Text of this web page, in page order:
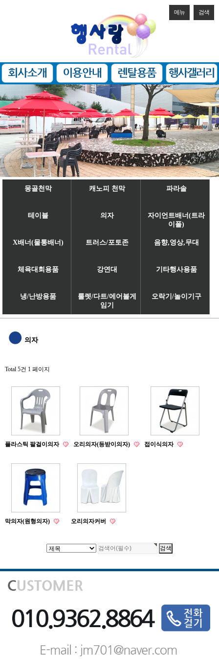
메뉴 검색
몽골천막 캐노피 천막 파라솔
테이블 의자
자이언트배너(트라
이폴)
X배너(물통배너) 트러스/포토존 음향,영상,무대
체육대회용품 강연대 기타행사용품
냉/난방용품
룰렛/다트/에어볼게
임기
오락기/놀이기구
의자
Total 5건 1 페이지
플라스틱 팔걸이의자 오리의자(등받이의자) 접이식의자
막의자(원형의자) 오리의자커버